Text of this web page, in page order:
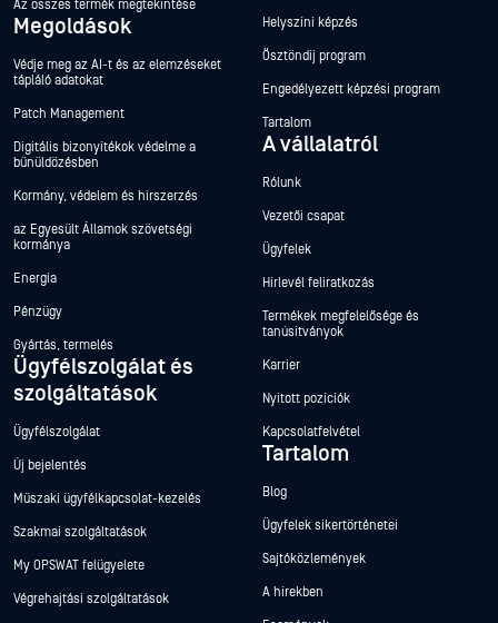
Az összes termék megtekintése
Megoldások
Védje meg az AI-t és az elemzéseket
tápláló adatokat
Patch Management
Digitális bizonyítékok védelme a
bűnüldözésben
Kormány, védelem és hírszerzés
az Egyesült Államok szövetségi
kormánya
Energia
Pénzügy
Gyártás, termelés
Ügyfélszolgálat és
szolgáltatások
Ügyfélszolgálat
Új bejelentés
Műszaki ügyfélkapcsolat-kezelés
Szakmai szolgáltatások
My OPSWAT felügyelete
Végrehajtási szolgáltatások
Helyszíni képzés
Ösztöndíj program
Engedélyezett képzési program
Tartalom
A vállalatról
Rólunk
Vezetői csapat
Ügyfelek
Hírlevél feliratkozás
Termékek megfelelősége és
tanúsítványok
Karrier
Nyitott pozíciók
Kapcsolatfelvétel
Tartalom
Blog
Ügyfelek sikertörténetei
Sajtóközlemények
A hírekben